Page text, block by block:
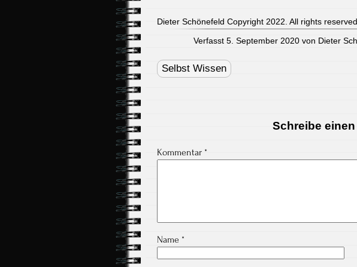
Dieter Schönefeld Copyright 2022. All rights
Verfasst 5. September 2020 von Dieter
navigation
Selbst Wissen
Schreibe
Kommentar *
Name *